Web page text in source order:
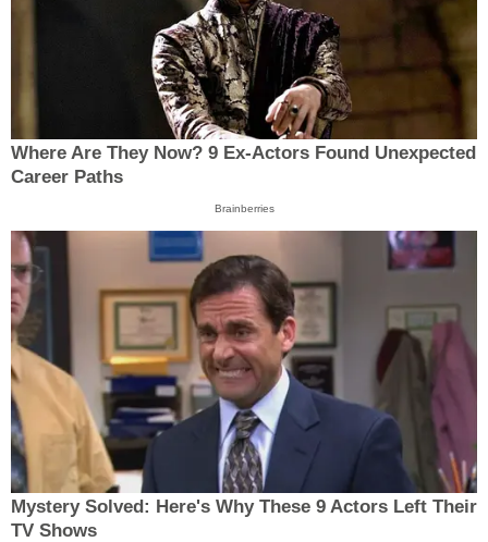
Where Are They Now? 9 Ex-Actors Found Unexpected
Career Paths
Brainberries
Mystery Solved: Here's Why These 9 Actors Left Their
TV Shows